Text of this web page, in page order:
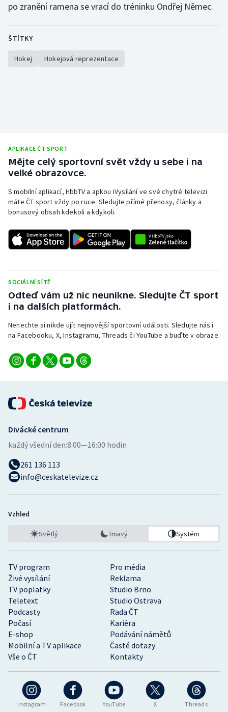
po zranění ramena se vrací do tréninku Ondřej Němec.
ŠTÍTKY
Hokej Hokejová reprezentace
APLIKACE ČT SPORT
Mějte celý sportovní svět vždy u sebe i na
velké obrazovce.
S mobilní aplikací, HbbTV a apkou iVysílání ve své chytré televizi
máte ČT sport vždy po ruce. Sledujte přímé přenosy, články a
bonusový obsah kdekoli a kdykoli.
SOCIÁLNÍ SÍTĚ
Odteď vám už nic neunikne. Sledujte ČT sport
i na dalších platformách.
Nenechte si nikde ujít nejnovější sportovní události. Sledujte nás i
na Facebooku, X, Instagramu, Threads či YouTube a buďte v obraze.
Instagram Facebook YouTube X Threads
TV program
Pro média
Živé vysílání
Reklama
TV poplatky
Studio Brno
Teletext
Studio Ostrava
Podcasty
Rada ČT
Počasí
Kariéra
E-shop
Podávání námětů
Mobilní a TV aplikace
Časté dotazy
Vše o ČT
Kontakty
Divácké centrum
každý všední den:8:00—16:00 hodin
261 136 113
info@ceskatelevize.cz
Vzhled
Světlý Tmavý Systém